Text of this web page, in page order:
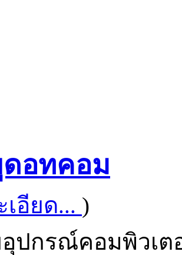
อทคอม
เอียด... )
ปกรณ์คอมพิวเ